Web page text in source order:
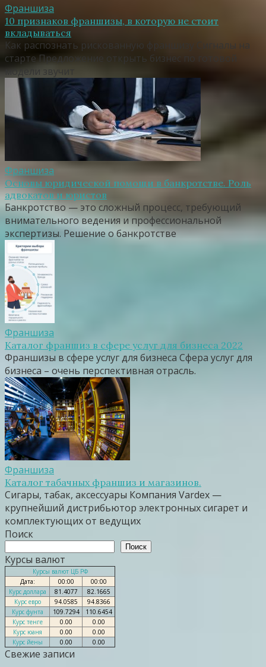
Франшиза
10 признаков франшизы, в которую не стоит
вкладываться
Как распознать рискованную франшизу Сигналы на
старте Предложение открыть бизнес по готовой
модели звучит
Франшиза
Основы юридической помощи в банкротстве. Роль
адвокатов и юристов
Банкротство — это сложный процесс, требующий
внимательного ведения и профессиональной
экспертизы. Решение о банкротстве
Франшиза
Каталог франшиз в сфере услуг для бизнеса 2022
Франшизы в сфере услуг для бизнеса Сфера услуг для
бизнеса – очень перспективная отрасль.
Франшиза
Каталог табачных франшиз и магазинов.
Сигары, табак, аксессуары Компания Vardex —
крупнейший дистрибьютор электронных сигарет и
комплектующих от ведущих
Поиск
Поиск
Курсы валют
Курсы валют ЦБ РФ
Дата:
00:00
00:00
Курс доллара
81.4077
82.1665
Курс евро
94.0585
94.8366
Курс фунта
109.7294
110.6454
Курс тенге
0.00
0.00
Курс юаня
0.00
0.00
Курс йены
0.00 0.00
Свежие записи